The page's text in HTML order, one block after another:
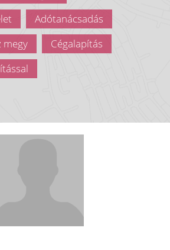
Adótanácsadás
megy
Cégalapítás